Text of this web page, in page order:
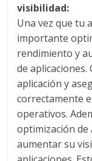
Bitácora
social
de
Mercadeo
Interactivo,
Medios,
Publicidad,
Marketing,
Campañas
Publicitarias,
visibilidad:
Una vez que tu
importante
rendimiento y
de
aplicación y
correctamente
operativos.
optimización de
aumentar su